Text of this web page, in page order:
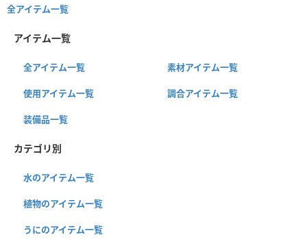
全アイテム一覧
アイテム一覧
全アイテム一覧 素材アイテム一覧
使用アイテム一覧 調合アイテム一覧
装備品一覧
カテゴリ別
水のアイテム一覧
植物のアイテム一覧
うにのアイテム一覧